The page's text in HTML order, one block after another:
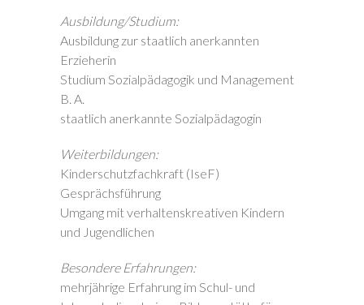
Ausbildung/Studium:
Ausbildung zur staatlich anerkannten
Erzieherin
Studium Sozialpädagogik und Management
B. A.
staatlich anerkannte Sozialpädagogin
Weiterbildungen:
Kinderschutzfachkraft (IseF)
Gesprächsführung
Umgang mit verhaltenskreativen Kindern
und Jugendlichen
Besondere Erfahrungen:
mehrjährige Erfahrung im Schul- und